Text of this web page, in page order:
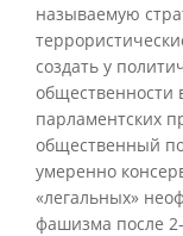
называемую
создать у
общественности
парламентских
общественный
умеренно
«легальных»
фашизма после